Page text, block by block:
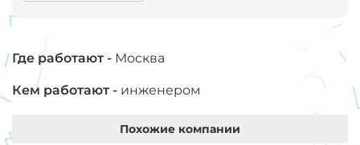
Где работают - Москва
Кем работают - инженером
Похожие компании